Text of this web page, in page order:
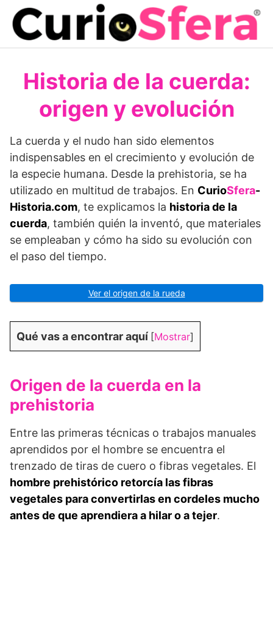
Saltar
contenido
Historia de la cuerda:
origen y evolución
La cuerda y el nudo han sido elementos
indispensables en el crecimiento y evolución de
la especie humana. Desde la prehistoria, se ha
utilizado en multitud de trabajos. En CurioSfera-
Historia.com, te explicamos la historia de la
cuerda, también quién la inventó, que materiales
se empleaban y cómo ha sido su evolución con
el paso del tiempo.
Ver el origen de la rueda
Qué vas a encontrar aquí [Mostrar]
Origen de la cuerda en la
prehistoria
Entre las primeras técnicas o trabajos manuales
aprendidos por el hombre se encuentra el
trenzado de tiras de cuero o fibras vegetales. El
hombre prehistórico retorcía las fibras
vegetales para convertirlas en cordeles mucho
antes de que aprendiera a hilar o a tejer.